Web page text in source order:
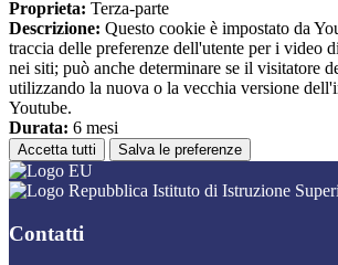
Proprieta: Terza-parte
Descrizione: Questo cookie è impostato da
traccia delle preferenze dell'utente per i video
nei siti; può anche determinare se il visitatore
utilizzando la nuova o la vecchia versione
Youtube.
Durata: 6 mesi
Accetta tutti Salva le preferenze
Istituto di Istruzione
Contatti